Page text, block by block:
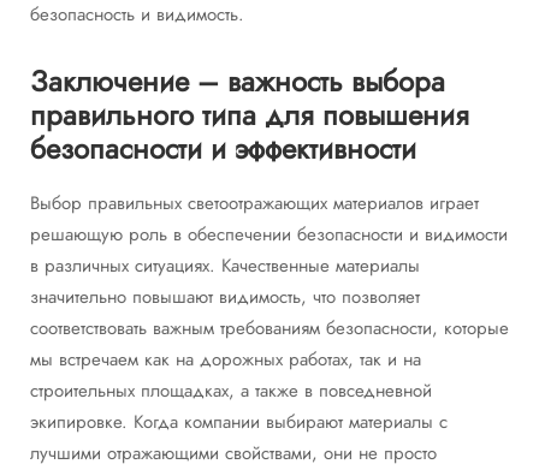
безопасность и видимость.
Заключение – важность выбора
правильного типа для повышения
безопасности и эффективности
Выбор правильных светоотражающих материалов играет
решающую роль в обеспечении безопасности и видимости
в различных ситуациях. Качественные материалы
значительно повышают видимость, что позволяет
соответствовать важным требованиям безопасности, которые
мы встречаем как на дорожных работах, так и на
строительных площадках, а также в повседневной
экипировке. Когда компании выбирают материалы с
лучшими отражающими свойствами, они не просто